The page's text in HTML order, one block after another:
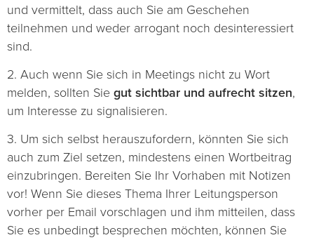
und vermittelt, dass auch Sie am Geschehen
teilnehmen und weder arrogant noch desinteressiert
sind.
2. Auch wenn Sie sich in Meetings nicht zu Wort
melden, sollten Sie gut sichtbar und aufrecht sitzen,
um Interesse zu signalisieren.
3. Um sich selbst herauszufordern, könnten Sie sich
auch zum Ziel setzen, mindestens einen Wortbeitrag
einzubringen. Bereiten Sie Ihr Vorhaben mit Notizen
vor! Wenn Sie dieses Thema Ihrer Leitungsperson
vorher per Email vorschlagen und ihm mitteilen, dass
Sie es unbedingt besprechen möchten, können Sie